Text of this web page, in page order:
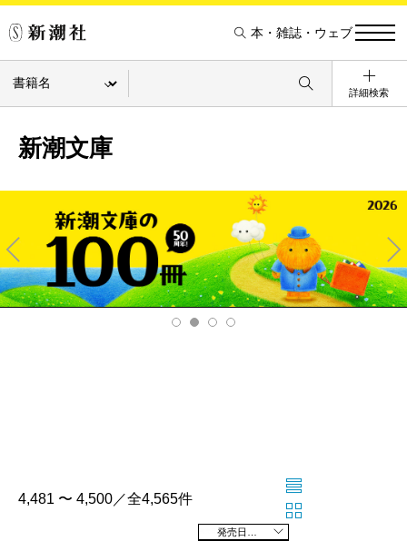
本・雑誌・ウェブ
詳細検索
新潮文庫
Pre
v
Ne
xt
4,481 〜 4,500／全4,565件